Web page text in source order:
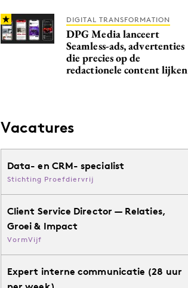
DIGITAL TRANSFORMATION
DPG Media lanceert
Seamless-ads, advertenties
die precies op de
redactionele content lijken
Vacatures
Data- en CRM- specialist
Stichting Proefdiervrij
Client Service Director — Relaties,
Groei & Impact
VormVijf
Expert interne communicatie (28 uur